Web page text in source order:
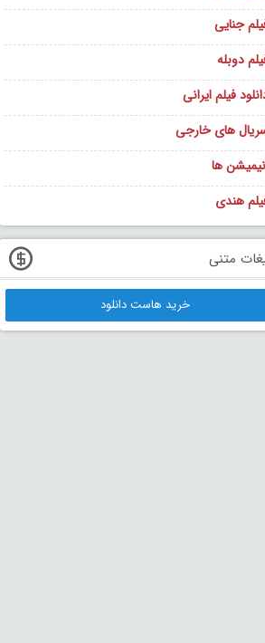
جنایی
دوبله
فیلم ایرانی
های خارجی
ها
هندی
متنی
خرید هاست دانلود